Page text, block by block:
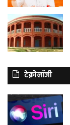
टेक्नोलॉजी